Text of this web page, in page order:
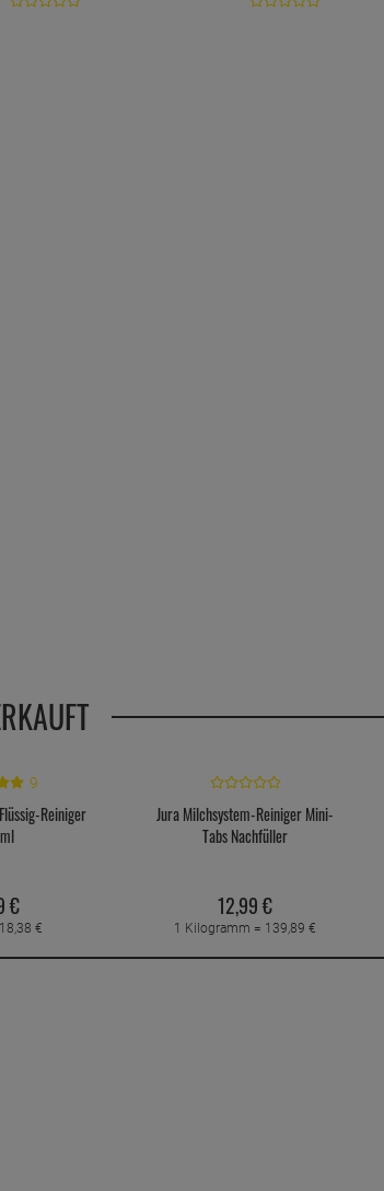
9
Reiniger
€
18,38 €
Jura Milchsystem-Reiniger Mini-
Tabs Nachfüller
12,99€
1 Kilogramm = 139,89 €